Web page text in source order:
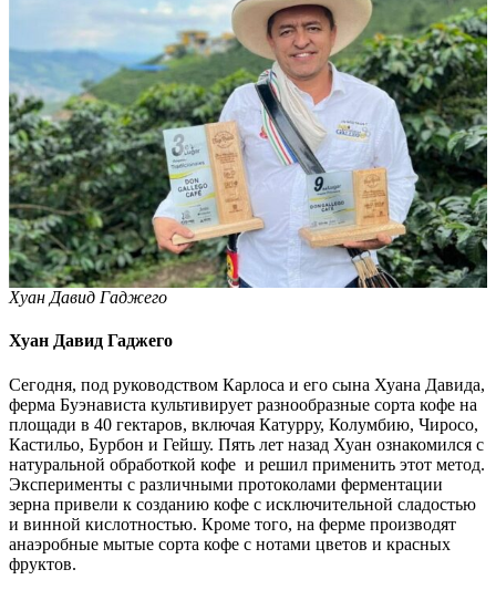
Хуан Давид Гаджего
Хуан Давид Гаджего
Сегодня, под руководством Карлоса и его сына Хуана Давида,
ферма Буэнависта культивирует разнообразные сорта кофе на
площади в 40 гектаров, включая Катурру, Колумбию, Чиросо,
Кастильо, Бурбон и Гейшу. Пять лет назад Хуан ознакомился с
натуральной обработкой кофе и решил применить этот метод.
Эксперименты с различными протоколами ферментации
зерна привели к созданию кофе с исключительной сладостью
и винной кислотностью. Кроме того, на ферме производят
анаэробные мытые сорта кофе с нотами цветов и красных
фруктов.